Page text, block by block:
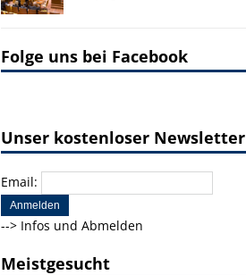
Folge uns bei Facebook
Unser kostenloser Newsletter
Email:
--> Infos und Abmelden
Meistgesucht